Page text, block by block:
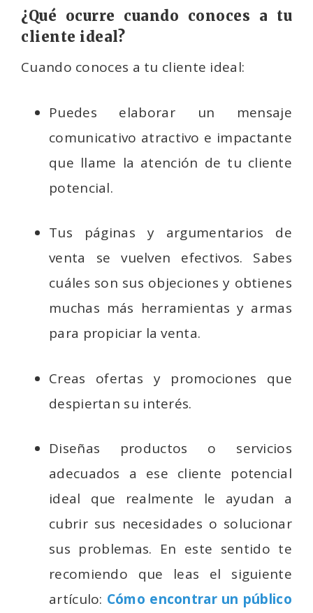
¿Qué ocurre cuando conoces a tu
cliente ideal?
Cuando conoces a tu cliente ideal:
Puedes elaborar un mensaje
comunicativo atractivo e impactante
que llame la atención de tu cliente
potencial.
Tus páginas y argumentarios de
venta se vuelven efectivos. Sabes
cuáles son sus objeciones y obtienes
muchas más herramientas y armas
para propiciar la venta.
Creas ofertas y promociones que
despiertan su interés.
Diseñas productos o servicios
adecuados a ese cliente potencial
ideal que realmente le ayudan a
cubrir sus necesidades o solucionar
sus problemas. En este sentido te
recomiendo que leas el siguiente
artículo: Cómo encontrar un público